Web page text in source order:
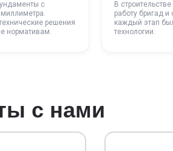
с
решения
нормативам.
В
работу бригад
каждый этап
технологии.
с нами